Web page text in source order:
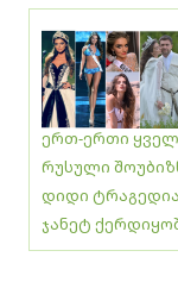
ერთ-ერთი
რუსული
დიდი
ჯანეტ